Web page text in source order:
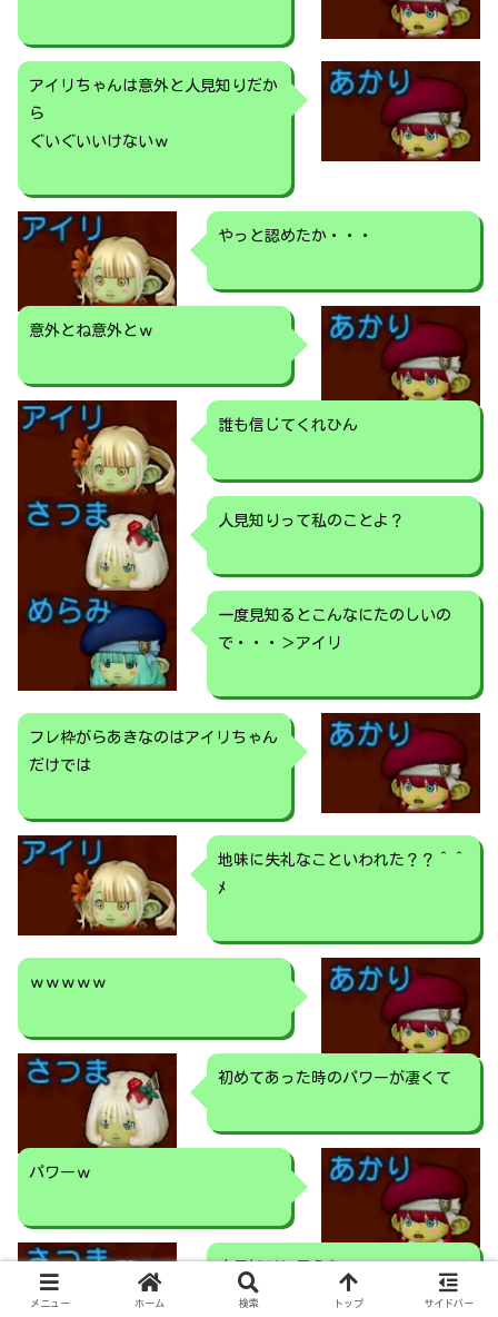
アイリちゃんは意外と人見知りだか
ら
ぐいぐいいけないｗ
やっと認めたか・・・
意外とね意外とｗ
誰も信じてくれひん
人見知りって私のことよ？
一度見知るとこんなにたのしいの
で・・・＞アイリ
フレ枠がらあきなのはアイリちゃん
だけでは
地味に失礼なこといわれた？？＾＾
ﾒ
ｗｗｗｗｗ
初めてあった時のパワーが凄くて
パワーｗ
人見知りに思えない
メニュー ホーム 検索 トップ サイドバー